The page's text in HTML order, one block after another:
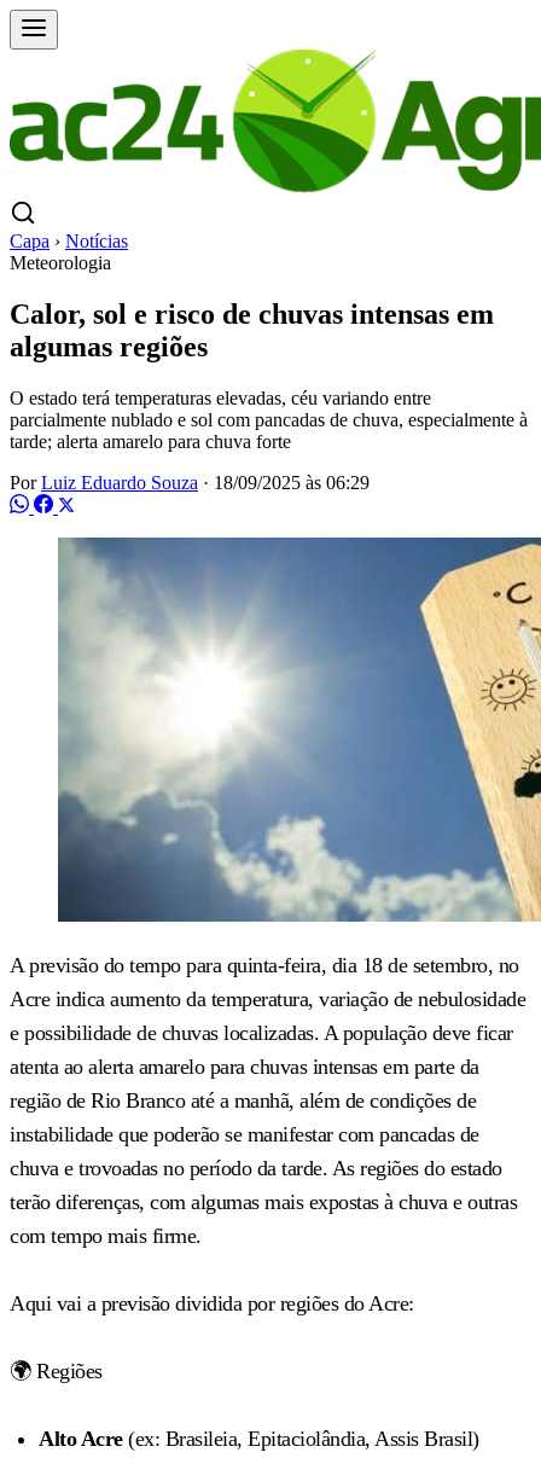
Capa › Notícias
Meteorologia
Calor, sol e risco de chuvas intensas em
algumas regiões
O estado terá temperaturas elevadas, céu variando entre
parcialmente nublado e sol com pancadas de chuva, especialmente à
tarde; alerta amarelo para chuva forte
PorLuiz Eduardo Souza · 18/09/2025 às 06:29
A previsão do tempo para quinta-feira, dia 18 de setembro, no
Acre indica aumento da temperatura, variação de nebulosidade
e possibilidade de chuvas localizadas. A população deve ficar
atenta ao alerta amarelo para chuvas intensas em parte da
região de Rio Branco até a manhã, além de condições de
instabilidade que poderão se manifestar com pancadas de
chuva e trovoadas no período da tarde. As regiões do estado
terão diferenças, com algumas mais expostas à chuva e outras
com tempo mais firme.
Aqui vai a previsão dividida por regiões do Acre:
🌍 Regiões
Alto Acre(ex: Brasileia, Epitaciolândia, Assis Brasil)